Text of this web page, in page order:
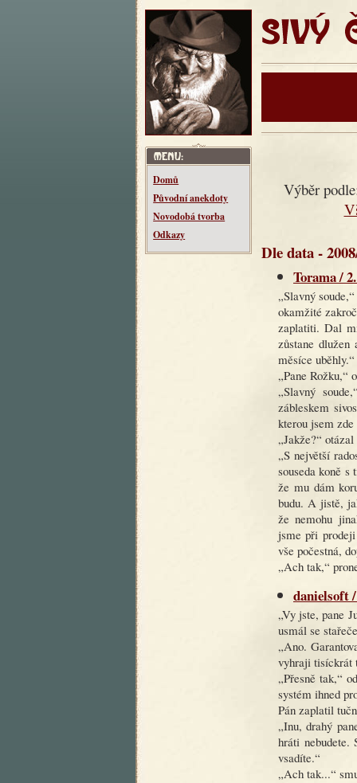
SIVÝ
Domů
Původní anekdoty
Novodobá tvorba
Odkazy
Výběr
Dle data -
Torama /
„Slavný
okamžité
zaplatiti. Dal
zůstane
měsíce uběhly.“
„Pane Rožku,“
„Slavný
zábleskem
kterou jsem
„Jakže?“
„S největší
souseda koně
že mu dám
budu. A jistě,
že nemohu
jsme při
vše počestná,
„Ach tak,“
danielsoft
„Vy jste, pane
usmál se
„Ano.
vyhraji tisíckrát
„Přesně tak,“
systém ihned
Pán zaplatil
„Inu, drahý
hráti
vsadíte.“
„Ach tak...“